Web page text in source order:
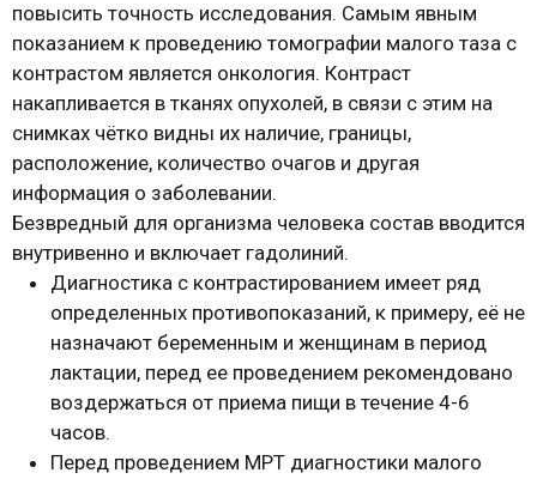
повысить точность исследования. Самым явным
показанием к проведению томографии малого таза с
контрастом является онкология. Контраст
накапливается в тканях опухолей, в связи с этим на
снимках чётко видны их наличие, границы,
расположение, количество очагов и другая
информация о заболевании.
Безвредный для организма человека состав вводится
внутривенно и включает гадолиний.
Диагностика с контрастированием имеет ряд
определенных противопоказаний, к примеру, её не
назначают беременным и женщинам в период
лактации, перед ее проведением рекомендовано
воздержаться от приема пищи в течение 4-6
часов.
Перед проведением МРТ диагностики малого